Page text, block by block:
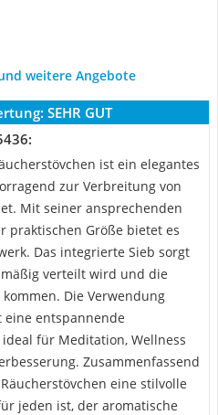
weitere Angebote
SEHR GUT
ist ein elegantes
zur Verbreitung von
Mit seiner ansprechenden
praktischen Größe bietet es
Das integrierte Sieb sorgt
verteilt wird und die
Die Verwendung
eine entspannende
für Meditation, Wellness
Zusammenfassend
eine stilvolle
jeden ist, der aromatische